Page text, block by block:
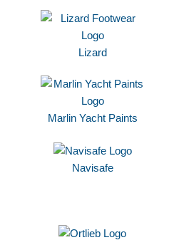
Lizard
Marlin Yacht Paints
Navisafe